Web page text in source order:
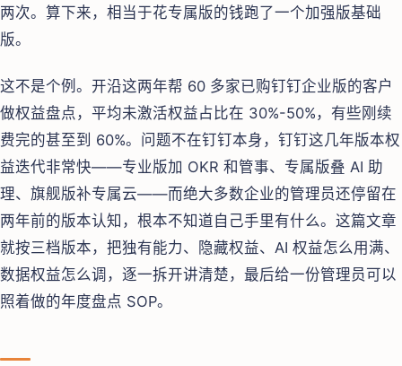
两次。算下来，相当于花专属版的钱跑了一个加强版基础
版。
这不是个例。开沿这两年帮 60 多家已购钉钉企业版的客户
做权益盘点，平均未激活权益占比在 30%-50%，有些刚续
费完的甚至到 60%。问题不在钉钉本身，钉钉这几年版本权
益迭代非常快——专业版加 OKR 和管事、专属版叠 AI 助
理、旗舰版补专属云——而绝大多数企业的管理员还停留在
两年前的版本认知，根本不知道自己手里有什么。这篇文章
就按三档版本，把独有能力、隐藏权益、AI 权益怎么用满、
数据权益怎么调，逐一拆开讲清楚，最后给一份管理员可以
照着做的年度盘点 SOP。